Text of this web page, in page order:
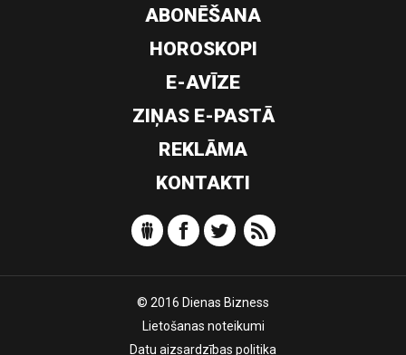
ABONĒŠANA
HOROSKOPI
E-AVĪZE
ZIŅAS E-PASTĀ
REKLĀMA
KONTAKTI
© 2016 Dienas Bizness
Lietošanas noteikumi
Datu aizsardzības politika